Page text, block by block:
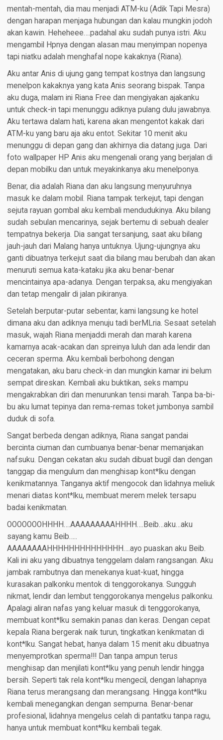
mentah-mentah, dia mau menjadi ATM-ku (Adik Tapi Mesra)
dengan harapan menjaga hubungan dan kalau mungkin jodoh
akan kawin. Heheheee….padahal aku sudah punya istri. Aku
mengambil Hpnya dengan alasan mau menyimpan nopenya
tapi niatku adalah menghafal nope kakaknya (Riana).
Aku antar Anis di ujung gang tempat kostnya dan langsung
menelpon kakaknya yang kata Anis seorang bispak. Tanpa
aku duga, malam ini Riana Free dan mengiyakan ajakanku
untuk check-in tapi menunggu adiknya pulang dulu jawabnya.
Aku tertawa dalam hati, karena akan mengentot kakak dari
ATM-ku yang baru aja aku entot. Sekitar 10 menit aku
menunggu di depan gang dan akhirnya dia datang juga. Dari
foto wallpaper HP Anis aku mengenali orang yang berjalan di
depan mobilku dan untuk meyakinkanya aku menelponya.
Benar, dia adalah Riana dan aku langsung menyuruhnya
masuk ke dalam mobil. Riana tampak terkejut, tapi dengan
sejuta rayuan gombal aku kembali mendudukinya. Aku bilang
sudah sebulan mencarinya, sejak bertemu di sebuah dealer
tempatnya bekerja. Dia sangat tersanjung, saat aku bilang
jauh-jauh dari Malang hanya untuknya. Ujung-ujungnya aku
ganti dibuatnya terkejut saat dia bilang mau berubah dan akan
menuruti semua kata-kataku jika aku benar-benar
mencintainya apa-adanya. Dengan terpaksa, aku mengiyakan
dan tetap mengalir di jalan pikiranya.
Setelah berputar-putar sebentar, kami langsung ke hotel
dimana aku dan adiknya menuju tadi berMLria. Sesaat setelah
masuk, wajah Riana menjaddi merah dan marah karena
kamarnya acak-acakan dan spreinya luluh dan ada lendir dan
ceceran sperma. Aku kembali berbohong dengan
mengatakan, aku baru check-in dan mungkin kamar ini belum
sempat direskan. Kembali aku buktikan, seks mampu
mengakrabkan diri dan menurunkan tensi marah. Tanpa ba-bi-
bu aku lumat tepinya dan rema-remas toket jumbonya sambil
duduk di sofa.
Sangat berbeda dengan adiknya, Riana sangat pandai
bercinta ciuman dan cumbuanya benar-benar memanjakan
nafsuku. Dengan cekatan aku sudah dibuat bugil dan dengan
tanggap dia mengulum dan menghisap kont*lku dengan
kenikmatannya. Tanganya aktif mengocok dan lidahnya meliuk
menari diatas kont*lku, membuat merem melek tersapu
badai kenikmatan.
OOOOOOOHHHH….AAAAAAAAAHHHH….Beib…aku…aku
sayang kamu Beib…..
AAAAAAAAHHHHHHHHHHHHHH….ayo puaskan aku Beib.
Kali ini aku yang dibuatnya tenggelam dalam rangsangan. Aku
jambak rambutnya dan menekanya kuat-kuat, hingga
kurasakan palkonku mentok di tenggorokanya. Sungguh
nikmat, lendir dan lembut tenggorokanya mengelus palkonku.
Apalagi aliran nafas yang keluar masuk di tenggorokanya,
membuat kont*lku semakin panas dan keras. Dengan cepat
kepala Riana bergerak naik turun, tingkatkan kenikmatan di
kont*lku. Sangat hebat, hanya dalam 15 menit aku dibuatnya
menyemprotkan sperma!!! Dan tanpa ampun terus
menghisap dan menjilati kont*lku yang penuh lendir hingga
bersih. Seperti tak rela kont*lku mengecil, dengan lahapnya
Riana terus merangsang dan merangsang. Hingga kont*lku
kembali menegangkan dengan sempurna. Benar-benar
profesional, lidahnya mengelus celah di pantatku tanpa ragu,
hanya untuk membuat kont*lku kembali tegak.